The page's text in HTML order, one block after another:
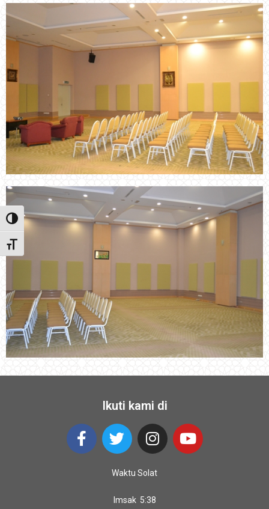
Toggle High Contrast
Toggle Font size
Ikuti kami di
Waktu Solat
Imsak 5:38